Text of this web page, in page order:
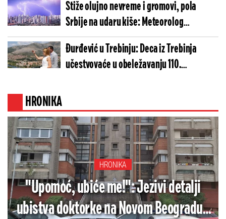
Stiže olujno nevreme i gromovi, pola
Srbije na udaru kiše: Meteorolog
najavljuje još dramatičnije vrućine!
Đurđević u Trebinju: Deca iz Trebinja
učestvovaće u obeležavanju 110.
HRONIKA
HRONIKA
"Upomoć, ubiće me!": Jezivi detalji
ubistva doktorke na Novom Beogradu -